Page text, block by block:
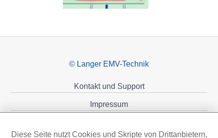
© Langer EMV-Technik
Kontakt und Support
Impressum
Diese Seite nutzt Cookies und Skripte von Drittanbietern,